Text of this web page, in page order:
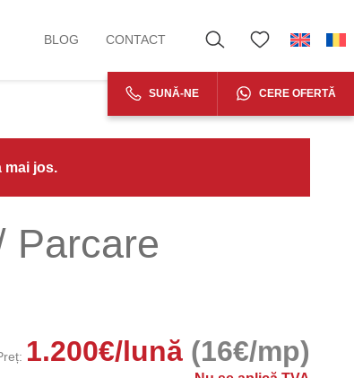
BLOG CONTACT
SUNĂ-NE
CERE OFERTĂ
mai jos.
Parcare
1.200€/lună (16€/mp)